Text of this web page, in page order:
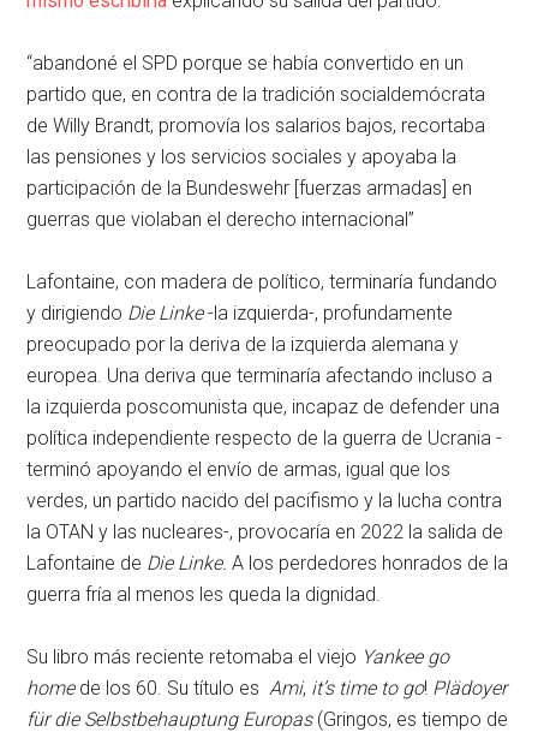
“abandoné el SPD porque se había convertido en un
partido que, en contra de la tradición socialdemócrata
de Willy Brandt, promovía los salarios bajos, recortaba
las pensiones y los servicios sociales y apoyaba la
participación de la Bundeswehr [fuerzas armadas] en
guerras que violaban el derecho internacional”
Lafontaine, con madera de político, terminaría fundando
y dirigiendo Die Linke-la izquierda-, profundamente
preocupado por la deriva de la izquierda alemana y
europea. Una deriva que terminaría afectando incluso a
la izquierda poscomunista que, incapaz de defender una
política independiente respecto de la guerra de Ucrania -
terminó apoyando el envío de armas, igual que los
verdes, un partido nacido del pacifismo y la lucha contra
la OTAN y las nucleares-, provocaría en 2022 la salida de
Lafontaine de Die Linke. A los perdedores honrados de la
guerra fría al menos les queda la dignidad.
Su libro más reciente retomaba el viejo Yankee go
home de los 60. Su título esAmi, it’s time to go! Plädoyer
für die Selbstbehauptung Europas(Gringos, es tiempo de